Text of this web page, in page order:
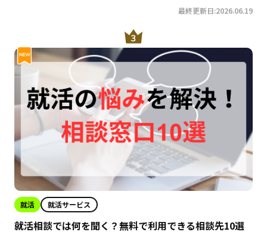
最終更新日:2026.06.19
就活 就活サービス
就活相談では何を聞く？無料で利用できる相談先10選